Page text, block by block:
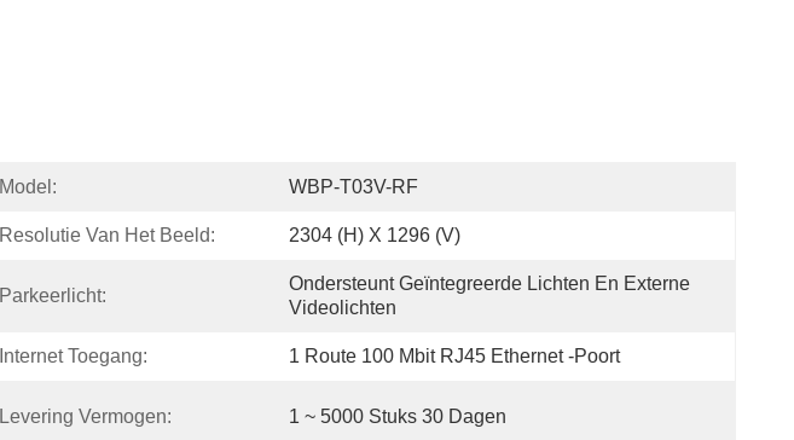
Model: WBP-T03V-RF
Resolutie Van Het Beeld: 2304 (h) X 1296 (v)
Parkeerlicht:
Ondersteunt Geïntegreerde Lichten En Externe
Videolichten
Internet Toegang: 1 Route 100 Mbit RJ45 Ethernet -poort
Levering Vermogen: 1 ~ 5000 Stuks 30 Dagen